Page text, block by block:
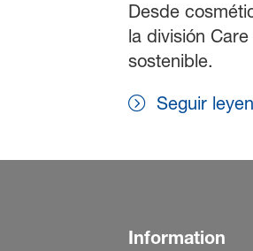
Desde
la división
sostenible.
Seguir
Information